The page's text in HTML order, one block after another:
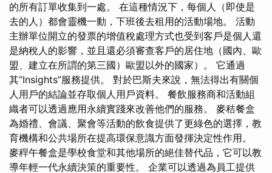
的所有訂單收集到一處。 在這種情況下，每個人（即使是
去的人）都會靈機一動，下班後去租用的活動場地。 活動
主辦單位開立的發票的增值稅處理方式也受到客戶是個人還
是納稅人的影響，並且還必須審查客戶的居住地（國內、歐
盟、建立在所謂的第三國）歐盟以外的國家）。 它通過
其“Insights”服務提供。 對於巴斯夫來說，無法得出有關個
人用戶的結論並存取個人用戶資料。 餐飲服務商和活動組
織者可以透過應用永續實踐來改善他們的服務。 麥秸餐盒
為婚禮、會議、聚會等活動的飲食提供了更綠色的選擇，教
育機構和公共場所在提高環保意識方面發揮決定性作用。
麥稈午餐盒是學校食堂和其他場所的絕佳替代品，它可以教
導年輕一代永續決策的重要性。 企業可以透過為員工提供